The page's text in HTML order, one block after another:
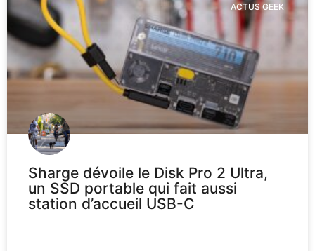
ACTUS GEEK
Sharge dévoile le Disk Pro 2 Ultra,
un SSD portable qui fait aussi
station d’accueil USB-C